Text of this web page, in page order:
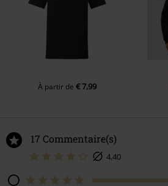
À partir de € 7,99
17 Commentaire(s)
4,40